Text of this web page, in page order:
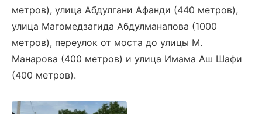
метров), улица Абдулгани Афанди (440 метров),
улица Магомедзагида Абдулманапова (1000
метров), переулок от моста до улицы М.
Манарова (400 метров) и улица Имама Аш Шафи
(400 метров).